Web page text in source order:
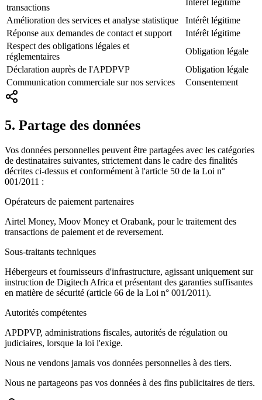
transactions
Intérêt légitime
Amélioration des services et analyse statistique
Intérêt légitime
Réponse aux demandes de contact et support
Intérêt légitime
Respect des obligations légales et
réglementaires
Obligation légale
Déclaration auprès de l'APDPVP
Obligation légale
Communication commerciale sur nos services
Consentement
5. Partage des données
Vos données personnelles peuvent être partagées avec les catégories
de destinataires suivantes, strictement dans le cadre des finalités
décrites ci-dessus et conformément à l'article 50 de la Loi n°
001/2011 :
Opérateurs de paiement partenaires
Airtel Money, Moov Money et Orabank, pour le traitement des
transactions de paiement et de reversement.
Sous-traitants techniques
Hébergeurs et fournisseurs d'infrastructure, agissant uniquement sur
instruction de Digitech Africa et présentant des garanties suffisantes
en matière de sécurité (article 66 de la Loi n° 001/2011).
Autorités compétentes
APDPVP, administrations fiscales, autorités de régulation ou
judiciaires, lorsque la loi l'exige.
Nous ne vendons jamais vos données personnelles à des tiers.
Nous ne partageons pas vos données à des fins publicitaires de tiers.